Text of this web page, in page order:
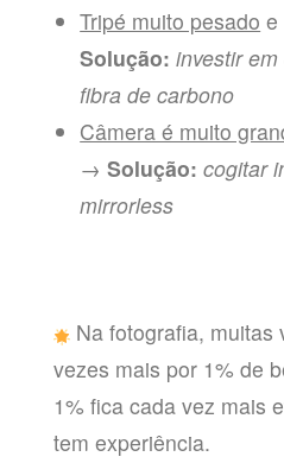
Tripé muito pesado e
Solução:investir
fibra de carbono
Câmera é muito
→Solução:cogitar
mirrorless
Na fotografia, muitas
vezes mais por 1% de
1% fica cada vez mais
tem experiência.